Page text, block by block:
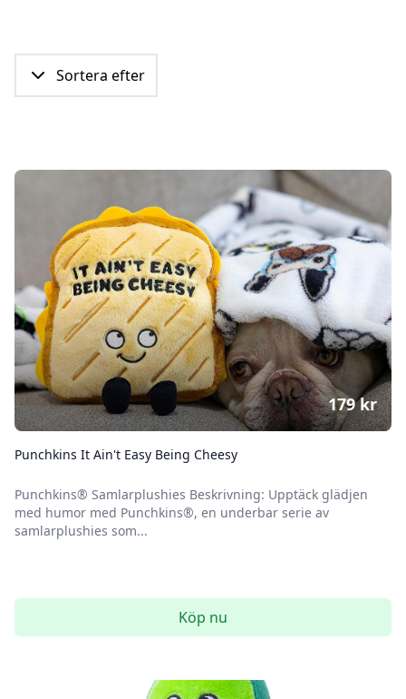
Sortera efter
Punchkins It Ain't Easy Being Cheesy
Punchkins® Samlarplushies Beskrivning: Upptäck glädjen
med humor med Punchkins®, en underbar serie av
samlarplushies som...
179kr
Köp nu